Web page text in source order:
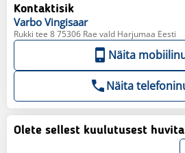
Kontaktisik
Varbo Vingisaar
Rukki tee 8 75306 Rae vald Harjumaa Eesti
Näita
Näita
Olete sellest kuulutusest